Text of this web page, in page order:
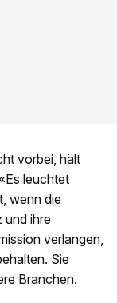
vorbei, hält
leuchtet
wenn die
und ihre
verlangen,
Sie
Branchen.